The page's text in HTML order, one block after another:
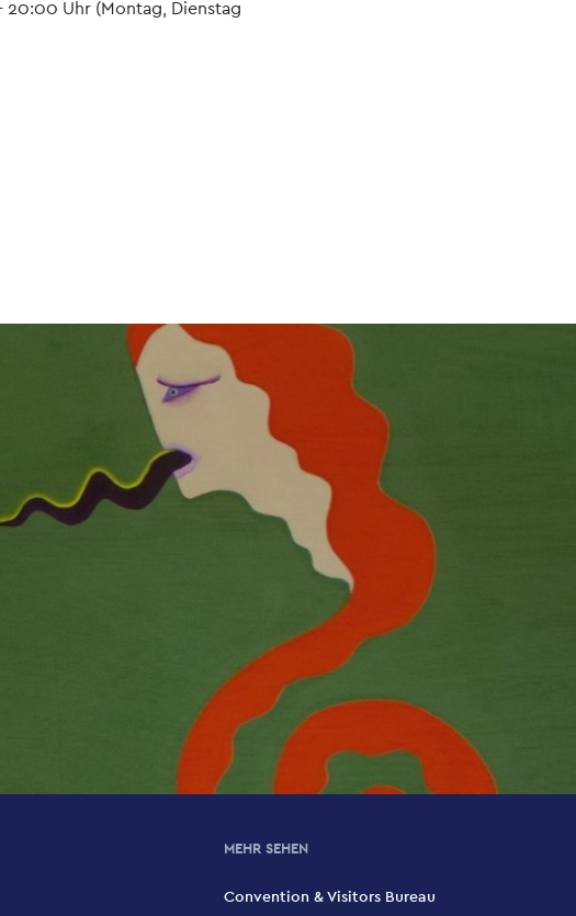
Uhr (Montag, Dienstag
MEHR SEHEN
Convention & Visitors Bureau